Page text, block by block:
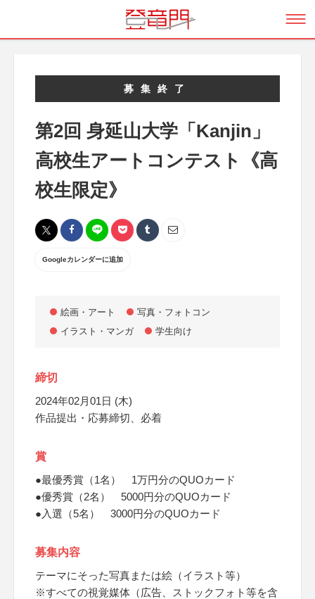
募集終了
第2回 身延山大学「Kanjin」
高校生アートコンテスト《高
校生限定》
Googleカレンダーに追加
絵画・アート
写真・フォトコン
イラスト・マンガ
学生向け
締切
2024年02月01日 (木)
作品提出・応募締切、必着
賞
●最優秀賞（1名） 1万円分のQUOカード
●優秀賞（2名） 5000円分のQUOカード
●入選（5名） 3000円分のQUOカード
募集内容
テーマにそった写真または絵（イラスト等）
※すべての視覚媒体（広告、ストックフォト等を含